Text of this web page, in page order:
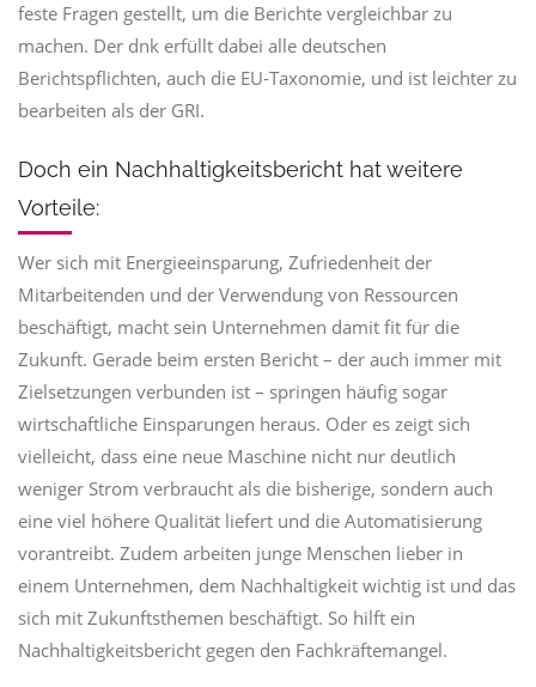
feste Fragen gestellt, um die Berichte vergleichbar zu
machen. Der dnk erfüllt dabei alle deutschen
Berichtspflichten, auch die EU-Taxonomie, und ist leichter zu
bearbeiten als der GRI.
Doch ein Nachhaltigkeitsbericht hat weitere
Vorteile:
Wer sich mit Energieeinsparung, Zufriedenheit der
Mitarbeitenden und der Verwendung von Ressourcen
beschäftigt, macht sein Unternehmen damit fit für die
Zukunft. Gerade beim ersten Bericht – der auch immer mit
Zielsetzungen verbunden ist – springen häufig sogar
wirtschaftliche Einsparungen heraus. Oder es zeigt sich
vielleicht, dass eine neue Maschine nicht nur deutlich
weniger Strom verbraucht als die bisherige, sondern auch
eine viel höhere Qualität liefert und die Automatisierung
vorantreibt. Zudem arbeiten junge Menschen lieber in
einem Unternehmen, dem Nachhaltigkeit wichtig ist und das
sich mit Zukunftsthemen beschäftigt. So hilft ein
Nachhaltigkeitsbericht gegen den Fachkräftemangel.